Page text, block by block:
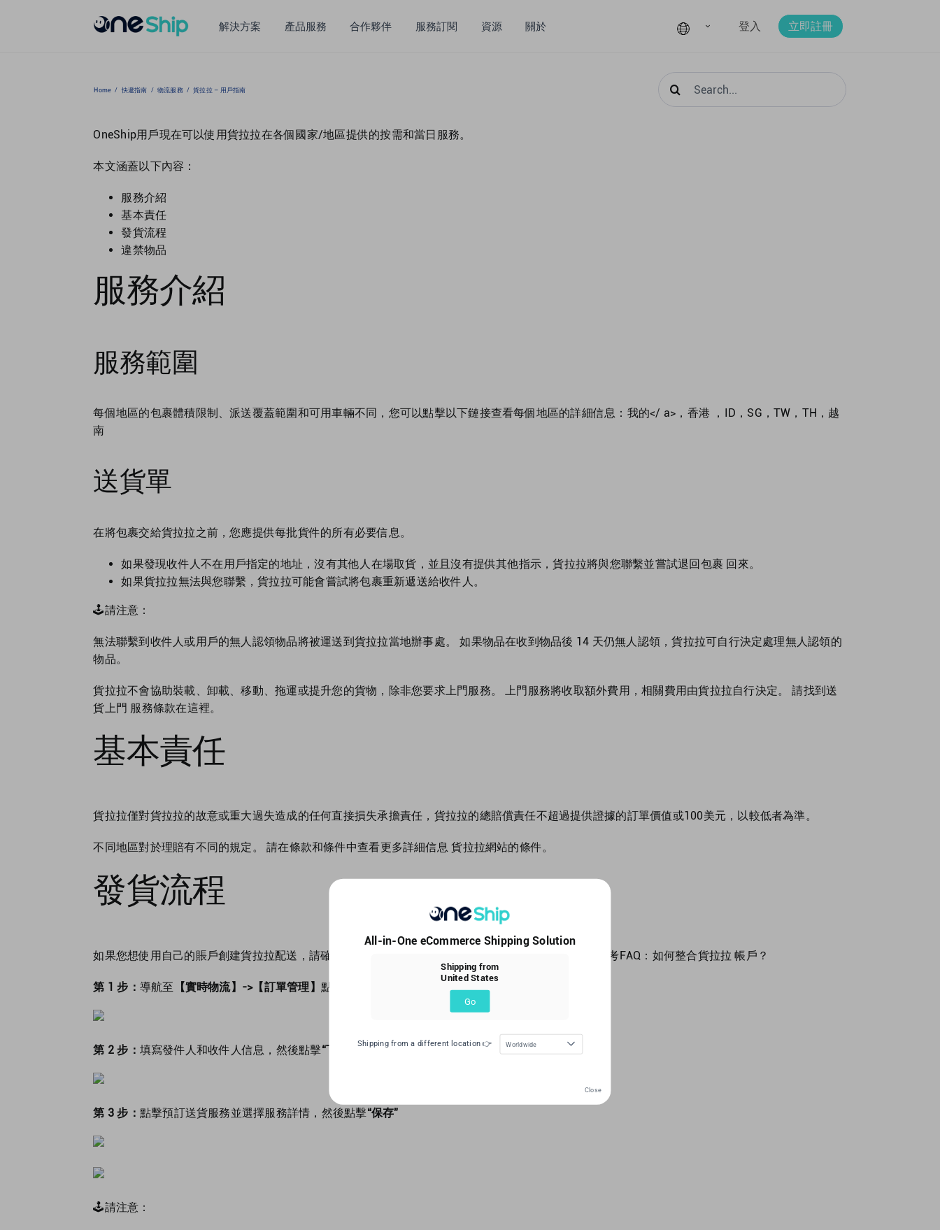
解決方案 產品服務 合作夥伴 服務訂閱 資源 關於 登入 立即註冊
Home / 快遞指南 / 物流服務 / 貨拉拉 – 用戶指南
Search
for:
OneShip用戶現在可以使用貨拉拉在各個國家/地區提供的按需和當日服務。
本文涵蓋以下內容：
服務介紹
基本責任
發貨流程
違禁物品
服務介紹
服務範圍
每個地區的包裹體積限制、派送覆蓋範圍和可用車輛不同，您可以點擊以下鏈接查看每個地區的詳細信息： 我的</ a>， 香港 ， ID ， SG ， TW ， TH ， 越
南
送貨單
在將包裹交給貨拉拉之前，您應提供每批貨件的所有必要信息。
如果發現收件人不在用戶指定的地址，沒有其他人在場取貨，並且沒有提供其他指示，貨拉拉將與您聯繫並嘗試退回包裹 回來。
如果貨拉拉無法與您聯繫，貨拉拉可能會嘗試將包裹重新遞送給收件人。
🕹請注意：
無法聯繫到收件人或用戶的無人認領物品將被運送到貨拉拉當地辦事處。 如果物品在收到物品後 14 天仍無人認領，貨拉拉可自行決定處理無人認領的
物品。
貨拉拉不會協助裝載、卸載、移動、拖運或提升您的貨物，除非您要求上門服務。 上門服務將收取額外費用，相關費用由貨拉拉自行決定。 請找到送
貨上門 服務條款在這裡。
基本責任
貨拉拉僅對貨拉拉的故意或重大過失造成的任何直接損失承擔責任，貨拉拉的總賠償責任不超過提供證據的訂單價值或100美元，以較低者為準。
不同地區對於理賠有不同的規定。 請在條款和條件中查看更多詳細信息貨拉拉網站的條件。
發貨流程
如果您想使用自己的賬戶創建貨拉拉配送，請確保您的貨拉拉賬戶已集成到 OneShip。 如果沒有，請參考FAQ： 如何整合貨拉拉 帳戶？
第 1 步： 導航至 【實時物流】->【訂單管理】 點擊
第 2 步： 填寫發件人和收件人信息，然後點擊“下一步”
第 3 步： 點擊預訂送貨服務並選擇服務詳情，然後點擊“保存”
🕹請注意：
All-in-One eCommerce Shipping Solution
Shipping from
United States
Go
Shipping from a different location 👉 Worldwide
Close